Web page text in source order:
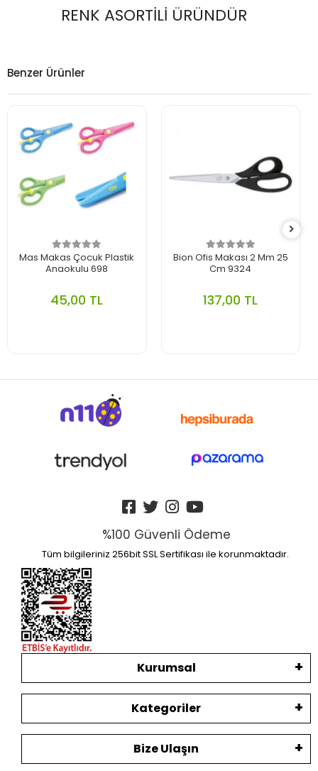
RENK ASORTİLİ ÜRÜNDÜR
Benzer Ürünler
Mas Makas Çocuk Plastik
Anaokulu 698
45,00 TL
Bion Ofis Makası 2 Mm 25
Cm 9324
137,00 TL
%100 Güvenli Ödeme
Tüm bilgileriniz 256bit SSL Sertifikası ile korunmaktadır.
Kurumsal
Kategoriler
Bize Ulaşın